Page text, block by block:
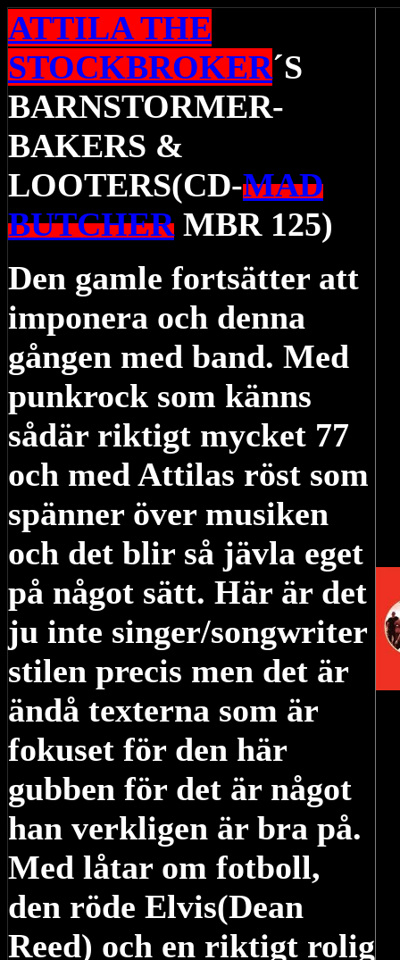
ATTILA THE
STOCKBROKER´S
BARNSTORMER-
BAKERS &
LOOTERS(CD-MAD
BUTCHERMBR 125)
Den gamle fortsätter att
imponera och denna
gången med band. Med
punkrock som känns
sådär riktigt mycket 77
och med Attilas röst som
spänner över musiken
och det blir så jävla eget
på något sätt. Här är det
ju inte singer/songwriter
stilen precis men det är
ändå texterna som är
fokuset för den här
gubben för det är något
han verkligen är bra på.
Med låtar om fotboll,
den röde Elvis(Dean
Reed) och en riktigt rolig